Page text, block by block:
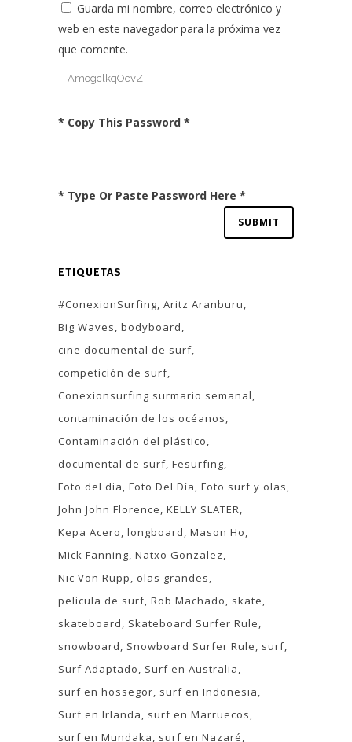
Guarda mi nombre, correo electrónico y
web en este navegador para la próxima vez
que comente.
* Copy This Password *
* Type Or Paste Password Here *
ETIQUETAS
#ConexionSurfing Aritz Aranburu
Big Waves bodyboard
cine documental de surf
competición de surf
Conexionsurfing surmario semanal
contaminación de los océanos
Contaminación del plástico
documental de surf Fesurfing
Foto del dia Foto Del Día Foto surf y olas
John John Florence KELLY SLATER
Kepa Acero longboard Mason Ho
Mick Fanning Natxo Gonzalez
Nic Von Rupp
olas grandes
pelicula de surf Rob Machado
skate
skateboard
Skateboard Surfer Rule
snowboard
Snowboard Surfer Rule
surf
Surf Adaptado
Surf en Australia
surf en hossegor surf en Indonesia
Surf en Irlanda
surf en Marruecos
surf en Mundaka
surf en Nazaré